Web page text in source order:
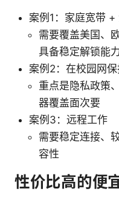
案例1：家庭宽带 +
需要覆盖美国、
具备稳定解锁能
案例2：在校园网
重点是隐私政策
器覆盖面次要
案例3：远程工作
需要稳定连接、
容性
性价比高的便